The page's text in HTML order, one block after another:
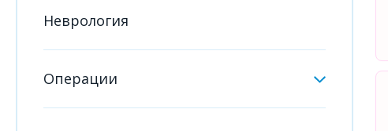
Неврология
Операции